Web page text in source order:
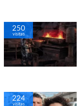
250
visitas
224
visitas